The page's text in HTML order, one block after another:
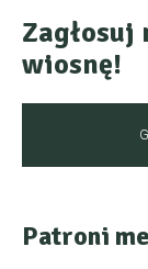
wiosnę!
Patroni